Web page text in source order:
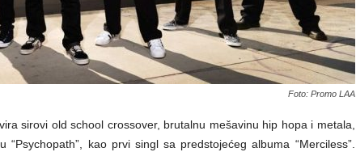
Foto: Promo LAA
sirovi old school crossover, brutalnu mešavinu hip hopa i metala,
“Psychopath”, kao prvi singl sa predstojećeg albuma “Merciless”.